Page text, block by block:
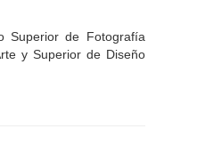
Superior de Fotografía
y Superior de Diseño